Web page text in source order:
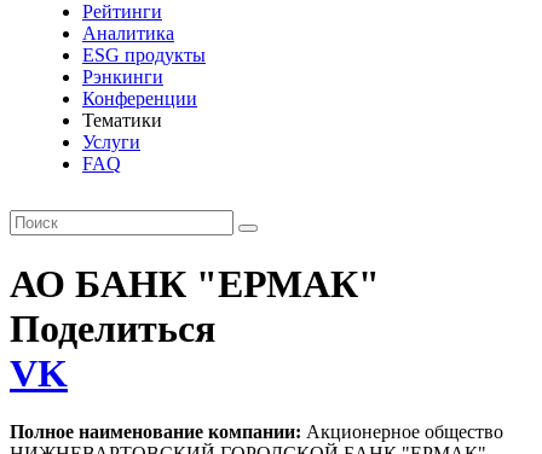
Рейтинги
Аналитика
ESG продукты
Рэнкинги
Конференции
Тематики
Услуги
FAQ
АО БАНК "ЕРМАК"
Поделиться
VK
Полное наименование компании: Акционерное общество